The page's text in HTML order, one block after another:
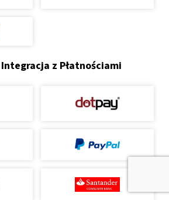
z Płatnościami